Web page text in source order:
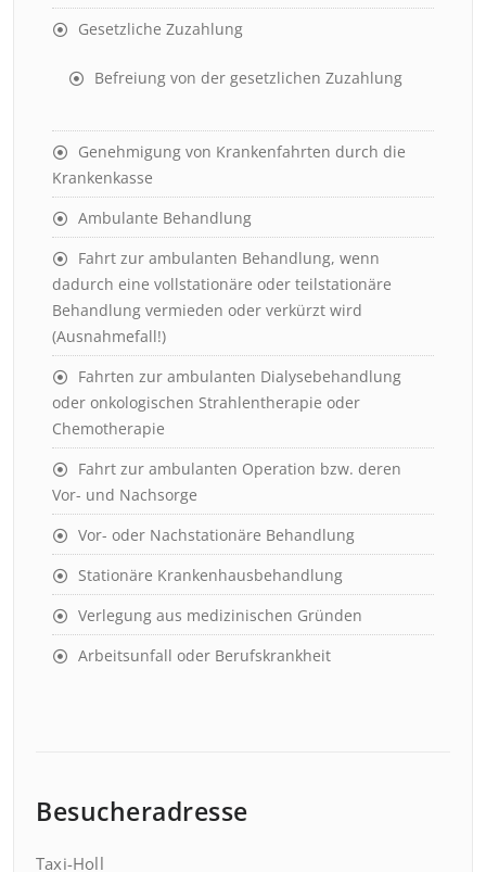
Gesetzliche Zuzahlung
Befreiung von der gesetzlichen Zuzahlung
Genehmigung von Krankenfahrten durch die
Krankenkasse
Ambulante Behandlung
Fahrt zur ambulanten Behandlung, wenn
dadurch eine vollstationäre oder teilstationäre
Behandlung vermieden oder verkürzt wird
(Ausnahmefall!)
Fahrten zur ambulanten Dialysebehandlung
oder onkologischen Strahlentherapie oder
Chemotherapie
Fahrt zur ambulanten Operation bzw. deren
Vor- und Nachsorge
Vor- oder Nachstationäre Behandlung
Stationäre Krankenhausbehandlung
Verlegung aus medizinischen Gründen
Arbeitsunfall oder Berufskrankheit
Besucheradresse
Taxi-Holl